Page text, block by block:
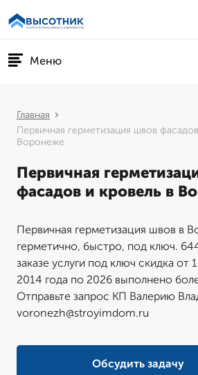
Меню
Главная
Первичная герметизация швов
Воронеже
Первичная
фасадов и кровель в
Первичная герметизация швов в
герметично, быстро, под ключ.
заказе услуги под ключ скидка от
2014 года по 2026 выполнено
Отправьте запрос КП Валерию
voronezh@stroyimdom.ru
Обсудить задачу